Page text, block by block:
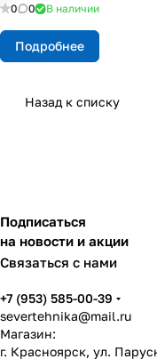
0 0 В наличии
Подробнее
Назад к списку
Подписаться
на новости и акции
Связаться с нами
+7 (953) 585-00-39
severtehnika@mail.ru
Магазин:
г. Красноярск, ул.